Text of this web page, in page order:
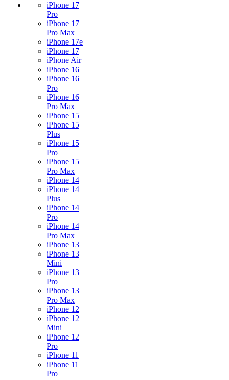
iPhone 17
Pro
iPhone 17
Pro Max
iPhone 17e
iPhone 17
iPhone Air
iPhone 16
iPhone 16
Pro
iPhone 16
Pro Max
iPhone 15
iPhone 15
Plus
iPhone 15
Pro
iPhone 15
Pro Max
iPhone 14
iPhone 14
Plus
iPhone 14
Pro
iPhone 14
Pro Max
iPhone 13
iPhone 13
Mini
iPhone 13
Pro
iPhone 13
Pro Max
iPhone 12
iPhone 12
Mini
iPhone 12
Pro
iPhone 11
iPhone 11
Pro